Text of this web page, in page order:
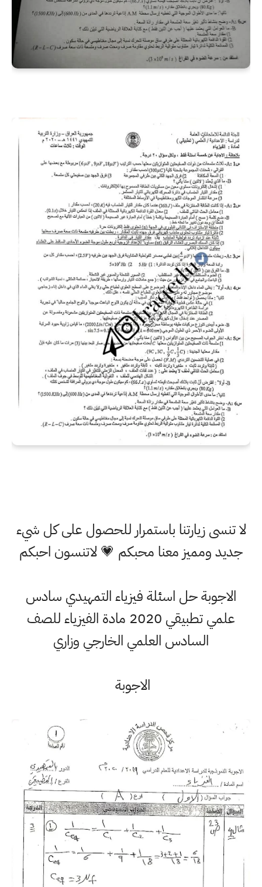
لا تنسى زيارتنا باستمرار للحصول على كل شيء
جديد ومميز معنا محبكم 💗 لاتنسون احبكم
الاجوبة حل اسئلة فيزياء التمهيدي سادس
علمي تطبيقي 2020 مادة الفيزياء للصف
السادس العلمي الخارجي وزاري
الاجوبة